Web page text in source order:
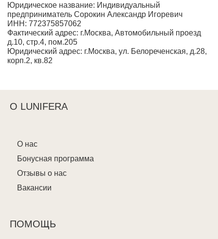
Юридическое название: Индивидуальный
предприниматель Сорокин Александр Игоревич
ИНН: 772375857062
Фактический адрес: г.Москва, Автомобильный проезд
д.10, стр.4, пом.205
Юридический адрес: г.Москва, ул. Белореченская, д.28,
корп.2, кв.82
О LUNIFERA
О нас
Бонусная программа
Отзывы о нас
Вакансии
ПОМОЩЬ